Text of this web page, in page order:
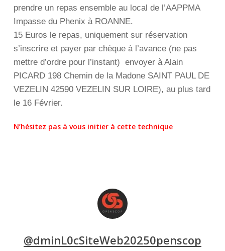
prendre un repas ensemble au local de l’AAPPMA
Impasse du Phenix à ROANNE.
15 Euros le repas, uniquement sur réservation
s’inscrire et payer par chèque à l’avance (ne pas
mettre d’ordre pour l’instant) envoyer à Alain
PICARD 198 Chemin de la Madone SAINT PAUL DE
VEZELIN 42590 VEZELIN SUR LOIRE), au plus tard
le 16 Février.
N’hésitez pas à vous initier à cette technique
@dminL0cSiteWeb20250penscop